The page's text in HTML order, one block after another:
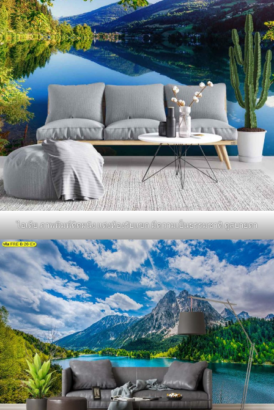
ไอเดีย ภาพพิมพ์ติดผนัง แต่งห้องรับแขก มีความเป็นธรรมชาติ ดูสบายตา